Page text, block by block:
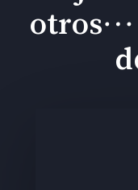
otros…